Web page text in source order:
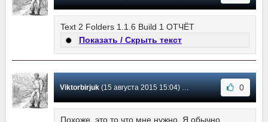
Text 2 Folders 1.1.6 Build 1 ОТЧЁТ
Показать / Скрыть текст
Viktorbirjuk(15 августа 2015 15:04) Сообщение #14 0
Похоже, это то что мне нужно. Я обычно